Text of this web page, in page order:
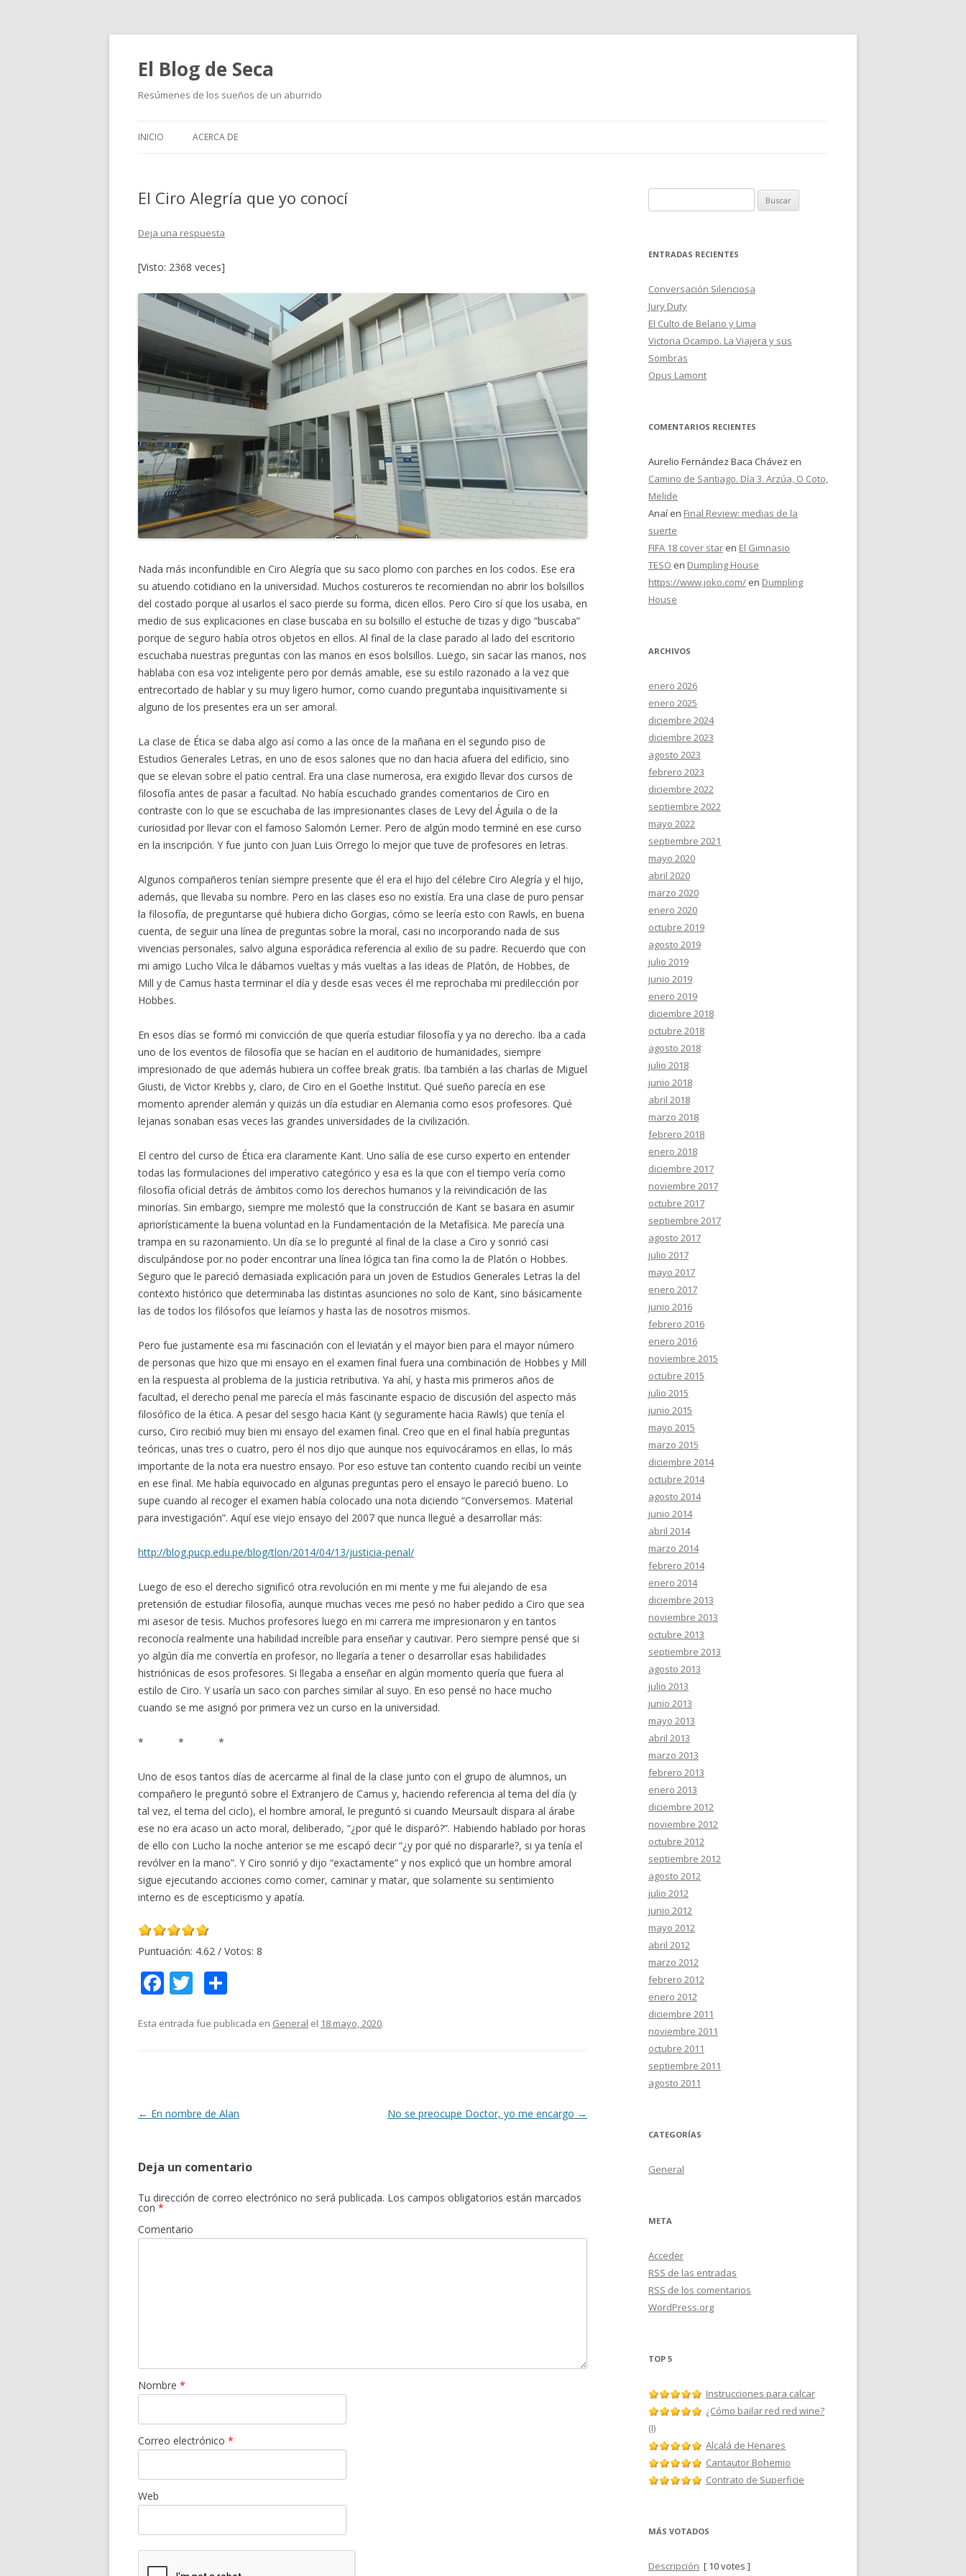
El Blog de Seca
Resúmenes de los sueños de un aburrido
INICIO ACERCA DE
El Ciro Alegría que yo conocí
Deja una respuesta
[Visto: 2368 veces]
Nada más inconfundible en Ciro Alegría que su saco plomo con parches en los codos. Ese era
su atuendo cotidiano en la universidad. Muchos costureros te recomiendan no abrir los bolsillos
del costado porque al usarlos el saco pierde su forma, dicen ellos. Pero Ciro sí que los usaba, en
medio de sus explicaciones en clase buscaba en su bolsillo el estuche de tizas y digo “buscaba”
porque de seguro había otros objetos en ellos. Al final de la clase parado al lado del escritorio
escuchaba nuestras preguntas con las manos en esos bolsillos. Luego, sin sacar las manos, nos
hablaba con esa voz inteligente pero por demás amable, ese su estilo razonado a la vez que
entrecortado de hablar y su muy ligero humor, como cuando preguntaba inquisitivamente si
alguno de los presentes era un ser amoral.
La clase de Ética se daba algo así como a las once de la mañana en el segundo piso de
Estudios Generales Letras, en uno de esos salones que no dan hacia afuera del edificio, sino
que se elevan sobre el patio central. Era una clase numerosa, era exigido llevar dos cursos de
filosofía antes de pasar a facultad. No había escuchado grandes comentarios de Ciro en
contraste con lo que se escuchaba de las impresionantes clases de Levy del Águila o de la
curiosidad por llevar con el famoso Salomón Lerner. Pero de algún modo terminé en ese curso
en la inscripción. Y fue junto con Juan Luis Orrego lo mejor que tuve de profesores en letras.
Algunos compañeros tenían siempre presente que él era el hijo del célebre Ciro Alegría y el hijo,
además, que llevaba su nombre. Pero en las clases eso no existía. Era una clase de puro pensar
la filosofía, de preguntarse qué hubiera dicho Gorgias, cómo se leería esto con Rawls, en buena
cuenta, de seguir una línea de preguntas sobre la moral, casi no incorporando nada de sus
vivencias personales, salvo alguna esporádica referencia al exilio de su padre. Recuerdo que con
mi amigo Lucho Vilca le dábamos vueltas y más vueltas a las ideas de Platón, de Hobbes, de
Mill y de Camus hasta terminar el día y desde esas veces él me reprochaba mi predilección por
Hobbes.
En esos días se formó mi convicción de que quería estudiar filosofía y ya no derecho. Iba a cada
uno de los eventos de filosofía que se hacían en el auditorio de humanidades, siempre
impresionado de que además hubiera un coffee break gratis. Iba también a las charlas de Miguel
Giusti, de Victor Krebbs y, claro, de Ciro en el Goethe Institut. Qué sueño parecía en ese
momento aprender alemán y quizás un día estudiar en Alemania como esos profesores. Qué
lejanas sonaban esas veces las grandes universidades de la civilización.
El centro del curso de Ética era claramente Kant. Uno salía de ese curso experto en entender
todas las formulaciones del imperativo categórico y esa es la que con el tiempo vería como
filosofía oficial detrás de ámbitos como los derechos humanos y la reivindicación de las
minorías. Sin embargo, siempre me molestó que la construcción de Kant se basara en asumir
apriorísticamente la buena voluntad en la Fundamentación de la Metafísica. Me parecía una
trampa en su razonamiento. Un día se lo pregunté al final de la clase a Ciro y sonrió casi
disculpándose por no poder encontrar una línea lógica tan fina como la de Platón o Hobbes.
Seguro que le pareció demasiada explicación para un joven de Estudios Generales Letras la del
contexto histórico que determinaba las distintas asunciones no solo de Kant, sino básicamente
las de todos los filósofos que leíamos y hasta las de nosotros mismos.
Pero fue justamente esa mi fascinación con el leviatán y el mayor bien para el mayor número
de personas que hizo que mi ensayo en el examen final fuera una combinación de Hobbes y Mill
en la respuesta al problema de la justicia retributiva. Ya ahí, y hasta mis primeros años de
facultad, el derecho penal me parecía el más fascinante espacio de discusión del aspecto más
filosófico de la ética. A pesar del sesgo hacia Kant (y seguramente hacia Rawls) que tenía el
curso, Ciro recibió muy bien mi ensayo del examen final. Creo que en el final había preguntas
teóricas, unas tres o cuatro, pero él nos dijo que aunque nos equivocáramos en ellas, lo más
importante de la nota era nuestro ensayo. Por eso estuve tan contento cuando recibí un veinte
en ese final. Me había equivocado en algunas preguntas pero el ensayo le pareció bueno. Lo
supe cuando al recoger el examen había colocado una nota diciendo “Conversemos. Material
para investigación”. Aquí ese viejo ensayo del 2007 que nunca llegué a desarrollar más:
http://blog.pucp.edu.pe/blog/tlon/2014/04/13/justicia-penal/
Luego de eso el derecho significó otra revolución en mi mente y me fui alejando de esa
pretensión de estudiar filosofía, aunque muchas veces me pesó no haber pedido a Ciro que sea
mi asesor de tesis. Muchos profesores luego en mi carrera me impresionaron y en tantos
reconocía realmente una habilidad increíble para enseñar y cautivar. Pero siempre pensé que si
yo algún día me convertía en profesor, no llegaría a tener o desarrollar esas habilidades
histriónicas de esos profesores. Si llegaba a enseñar en algún momento quería que fuera al
estilo de Ciro. Y usaría un saco con parches similar al suyo. En eso pensé no hace mucho
cuando se me asignó por primera vez un curso en la universidad.
* * *
Uno de esos tantos días de acercarme al final de la clase junto con el grupo de alumnos, un
compañero le preguntó sobre el Extranjero de Camus y, haciendo referencia al tema del día (y
tal vez, el tema del ciclo), el hombre amoral, le preguntó si cuando Meursault dispara al árabe
ese no era acaso un acto moral, deliberado, “¿por qué le disparó?”. Habiendo hablado por horas
de ello con Lucho la noche anterior se me escapó decir “¿y por qué no dispararle?, si ya tenía el
revólver en la mano”. Y Ciro sonrió y dijo “exactamente” y nos explicó que un hombre amoral
sigue ejecutando acciones como comer, caminar y matar, que solamente su sentimiento
interno es de escepticismo y apatía.
Puntuación: 4.62 / Votos: 8
F
e
k
T
itt m
r
Esta entrada fue publicada en General el 18 mayo, 2020.
Navegación
← En nombre de Alan No se preocupe Doctor, yo me encargo →
Deja un comentario
Tu dirección de correo electrónico no será publicada. Los campos obligatorios están marcados
con *
Comentario
Nombre *
Correo electrónico *
Web
u
c
r
:
ENTRADAS RECIENTES
Conversación Silenciosa
Jury Duty
El Culto de Belano y Lima
Victoria Ocampo. La Viajera y sus
Sombras
Opus Lamont
COMENTARIOS RECIENTES
Aurelio Fernández Baca Chávez en
Camino de Santiago. Día 3. Arzúa, O Coto,
Melide
Anaí en Final Review: medias de la
suerte
FIFA 18 cover star en El Gimnasio
TESO en Dumpling House
https://www.joko.com/ en Dumpling
House
ARCHIVOS
enero 2026
enero 2025
diciembre 2024
diciembre 2023
agosto 2023
febrero 2023
diciembre 2022
septiembre 2022
mayo 2022
septiembre 2021
mayo 2020
abril 2020
marzo 2020
enero 2020
octubre 2019
agosto 2019
julio 2019
junio 2019
enero 2019
diciembre 2018
octubre 2018
agosto 2018
julio 2018
junio 2018
abril 2018
marzo 2018
febrero 2018
enero 2018
diciembre 2017
noviembre 2017
octubre 2017
septiembre 2017
agosto 2017
julio 2017
mayo 2017
enero 2017
junio 2016
febrero 2016
enero 2016
noviembre 2015
octubre 2015
julio 2015
junio 2015
mayo 2015
marzo 2015
diciembre 2014
octubre 2014
agosto 2014
junio 2014
abril 2014
marzo 2014
febrero 2014
enero 2014
diciembre 2013
noviembre 2013
octubre 2013
septiembre 2013
agosto 2013
julio 2013
junio 2013
mayo 2013
abril 2013
marzo 2013
febrero 2013
enero 2013
diciembre 2012
noviembre 2012
octubre 2012
septiembre 2012
agosto 2012
julio 2012
junio 2012
mayo 2012
abril 2012
marzo 2012
febrero 2012
enero 2012
diciembre 2011
noviembre 2011
octubre 2011
septiembre 2011
agosto 2011
CATEGORÍAS
General
META
Acceder
RSS de las entradas
RSS de los comentarios
WordPress.org
TOP 5
Instrucciones para calcar
¿Cómo bailar red red wine?
(I)
Alcalá de Henares
Cantautor Bohemio
Contrato de Superficie
MÁS VOTADOS
Descripción [ 10 votes ]